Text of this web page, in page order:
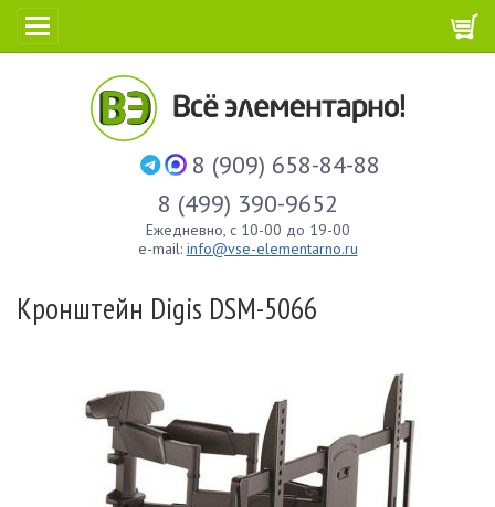
8 (909) 658-84-88
8 (499) 390-9652
Ежедневно, с 10-00 до 19-00
e-mail: info@vse-elementarno.ru
Кронштейн Digis DSM-5066